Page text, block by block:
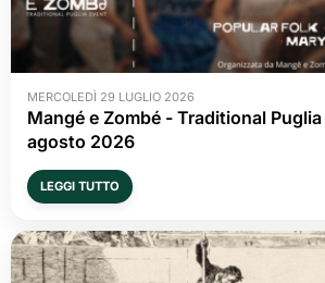
MERCOLEDÌ 29 LUGLIO 2026
Mangé e Zombé - Traditional
agosto 2026
LEGGI TUTTO